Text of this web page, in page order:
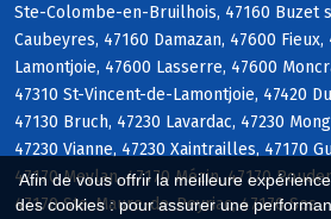
Afin de vous offrir la meilleure
des cookies : pour assurer une
Ste-Colombe-en-Bruilhois, 47160 Buzet
Caubeyres, 47160 Damazan, 47600
Lamontjoie, 47600 Lasserre, 47600
47310 St-Vincent-de-Lamontjoie, 47420
47130 Bruch, 47230 Lavardac, 47230
47230 Vianne, 47230 Xaintrailles, 47170
47170 Meylan, 47170 Mézin, 47170
47170 Ste-Maure-de-Peyriac, 47170 Sos